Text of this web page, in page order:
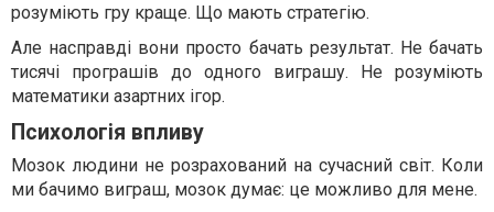
розуміють гру краще. Що мають стратегію.
Але насправді вони просто бачать результат. Не бачать
тисячі програшів до одного виграшу. Не розуміють
математики азартних ігор.
Психологія впливу
Мозок людини не розрахований на сучасний світ. Коли
ми бачимо виграш, мозок думає: це можливо для мене.